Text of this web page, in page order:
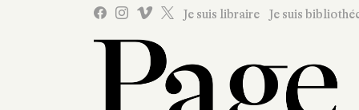
Je suis libraire Je suis